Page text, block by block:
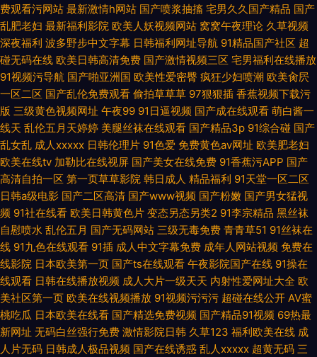
费观看污网站 最新激情h网站 国产喷浆抽搐 宅男久久国产精品 国产
乱肥老妇 最新福利影院 欧美人妖视频网站 窝窝午夜理论 久草视频
深夜福利 波多野步中文字幕 日韩福利网址导航 91精品国产社区 超
碰无码在线 欧美日韩高清免费 国产激情视频三区 宅男福利在线播放
91视频污导航 国产啪亚洲国 欧美性爱密臀 疯狂少妇喷潮 欧美肏屄
一区二区 国产乱伦免费观看 偷拍草草草 97狠狠插 香蕉视频下载污
版 三级黄色视频网址 午夜99 91日逼视频 国产成在线观看 萌白酱一
线天 乱伦五月天婷婷 美腿丝袜在线观看 国产精品3p 91综合碰 国产
乱女乱 成人xxxxx 日韩伦理片 91色爱 免费黄色av网址 欧美肥老妇
欧美在线tv 加勒比在线视屏 国产美女在线免费 91香蕉污APP 国产
高清自拍一区 第一页草草影院 韩日成人 精品福利 91天堂一区二区
日韩a级电影 国产二区高清 国产www视频 国产粉嫩 国产男女猛视
频 91社在线看 欧美日韩黄色片 变态另态另类2 91李宗精品 黑丝袜
自慰喷水 乱伦五月 国产无码网站 三级无毒免费 青青草51 91丝袜在
线 91九色在线观看 91插 成人中文字幕免费 成年人网站视频 免费在
线影院 日本欧美第一页 国产ts在线观看 午夜影院国产在线 91操在
线观看 日韩在线播放视频 成人大片一级天天 内射性爱网址大全 欧
美社区第一页 欧美在线视频播放 91视频污污污 超碰在线公开 AV蜜
桃吃瓜 日本欧美在线看 国产精选免费视频 国产精品91视频 69热最
新网址 无码白丝强行免费 激情影院日韩 久草123 福利欧美在线 成
人片无码 日韩成人极品视频 国产在线诱惑 乱人xxxxx 超黄无码 三